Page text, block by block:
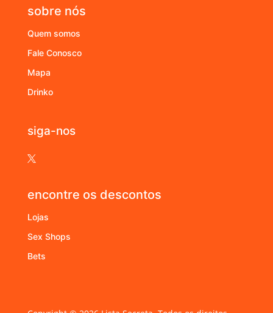
sobre nós
Quem somos
Fale Conosco
Mapa
Drinko
siga-nos

encontre os descontos
Lojas
Sex Shops
Bets